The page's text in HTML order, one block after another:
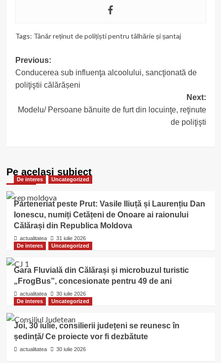
Tags: Tânăr reținut de polițiști pentru tâlhărie și șantaj
Post
navigation
Previous:
Conducerea sub influenţa alcoolului, sancţionată de
poliţiştii călărășeni
Next:
Modelu/ Persoane bănuite de furt din locuinţe, reţinute
de poliţişti
Pe acelasi subiect
De interes Uncategorized
Parteneriat peste Prut: Vasile Iliuță și Laurențiu Dan
Ionescu, numiți Cetățeni de Onoare ai raionului
Călărași din Republica Moldova
actualitatea
31 iulie 2026
De interes
Uncategorized
Gara Fluvială din Călărași și microbuzul turistic
„FrogBus”, concesionate pentru 49 de ani
actualitatea
30 iulie 2026
De interes
Uncategorized
Joi, 30 iulie, consilierii județeni se reunesc în
ședință/ Ce proiecte vor fi dezbătute
actualitatea 30 iulie 2026